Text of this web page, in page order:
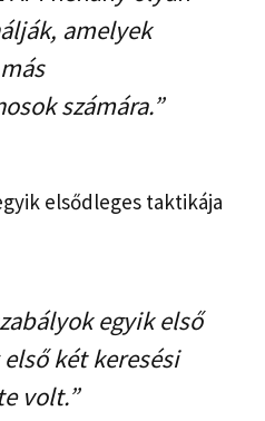
amelyek
számára.”
elsődleges taktikája
egyik első
két keresési
volt.”